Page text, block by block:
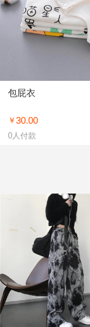
包屁衣
￥ 30.00
0人付款